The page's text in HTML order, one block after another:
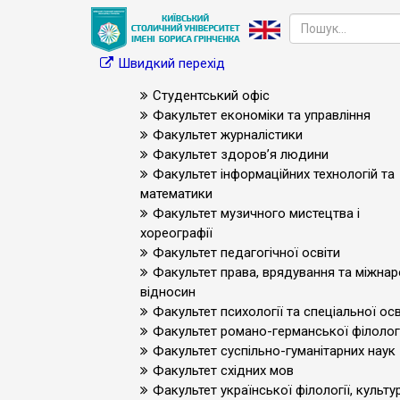
Швидкий перехід
Студентський офіс
Факультет економіки та управління
Факультет журналістики
Факультет здоров’я людини
Факультет інформаційних технологій та
математики
Факультет музичного мистецтва і
хореографії
Факультет педагогічної освіти
Факультет права, врядування та
відносин
Факультет психології та спеціальної
Факультет романо-германської
Факультет суспільно-гуманітарних наук
Факультет східних мов
Факультет української філології,